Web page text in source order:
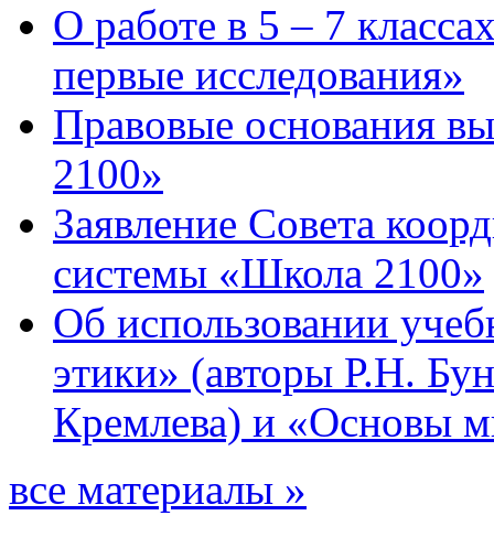
О работе в 5 – 7
первые исследования»
Правовые основания
2100»
Заявление Совета
системы «Школа 2100»
Об использовании
этики» (авторы Р.Н.
Кремлева) и «Основы
все материалы »